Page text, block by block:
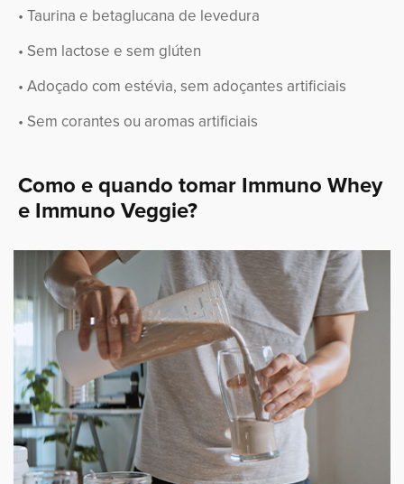
• Taurina e betaglucana de levedura
• Sem lactose e sem glúten
• Adoçado com estévia, sem adoçantes artificiais
• Sem corantes ou aromas artificiais
Como e quando tomar Immuno Whey
e Immuno Veggie?